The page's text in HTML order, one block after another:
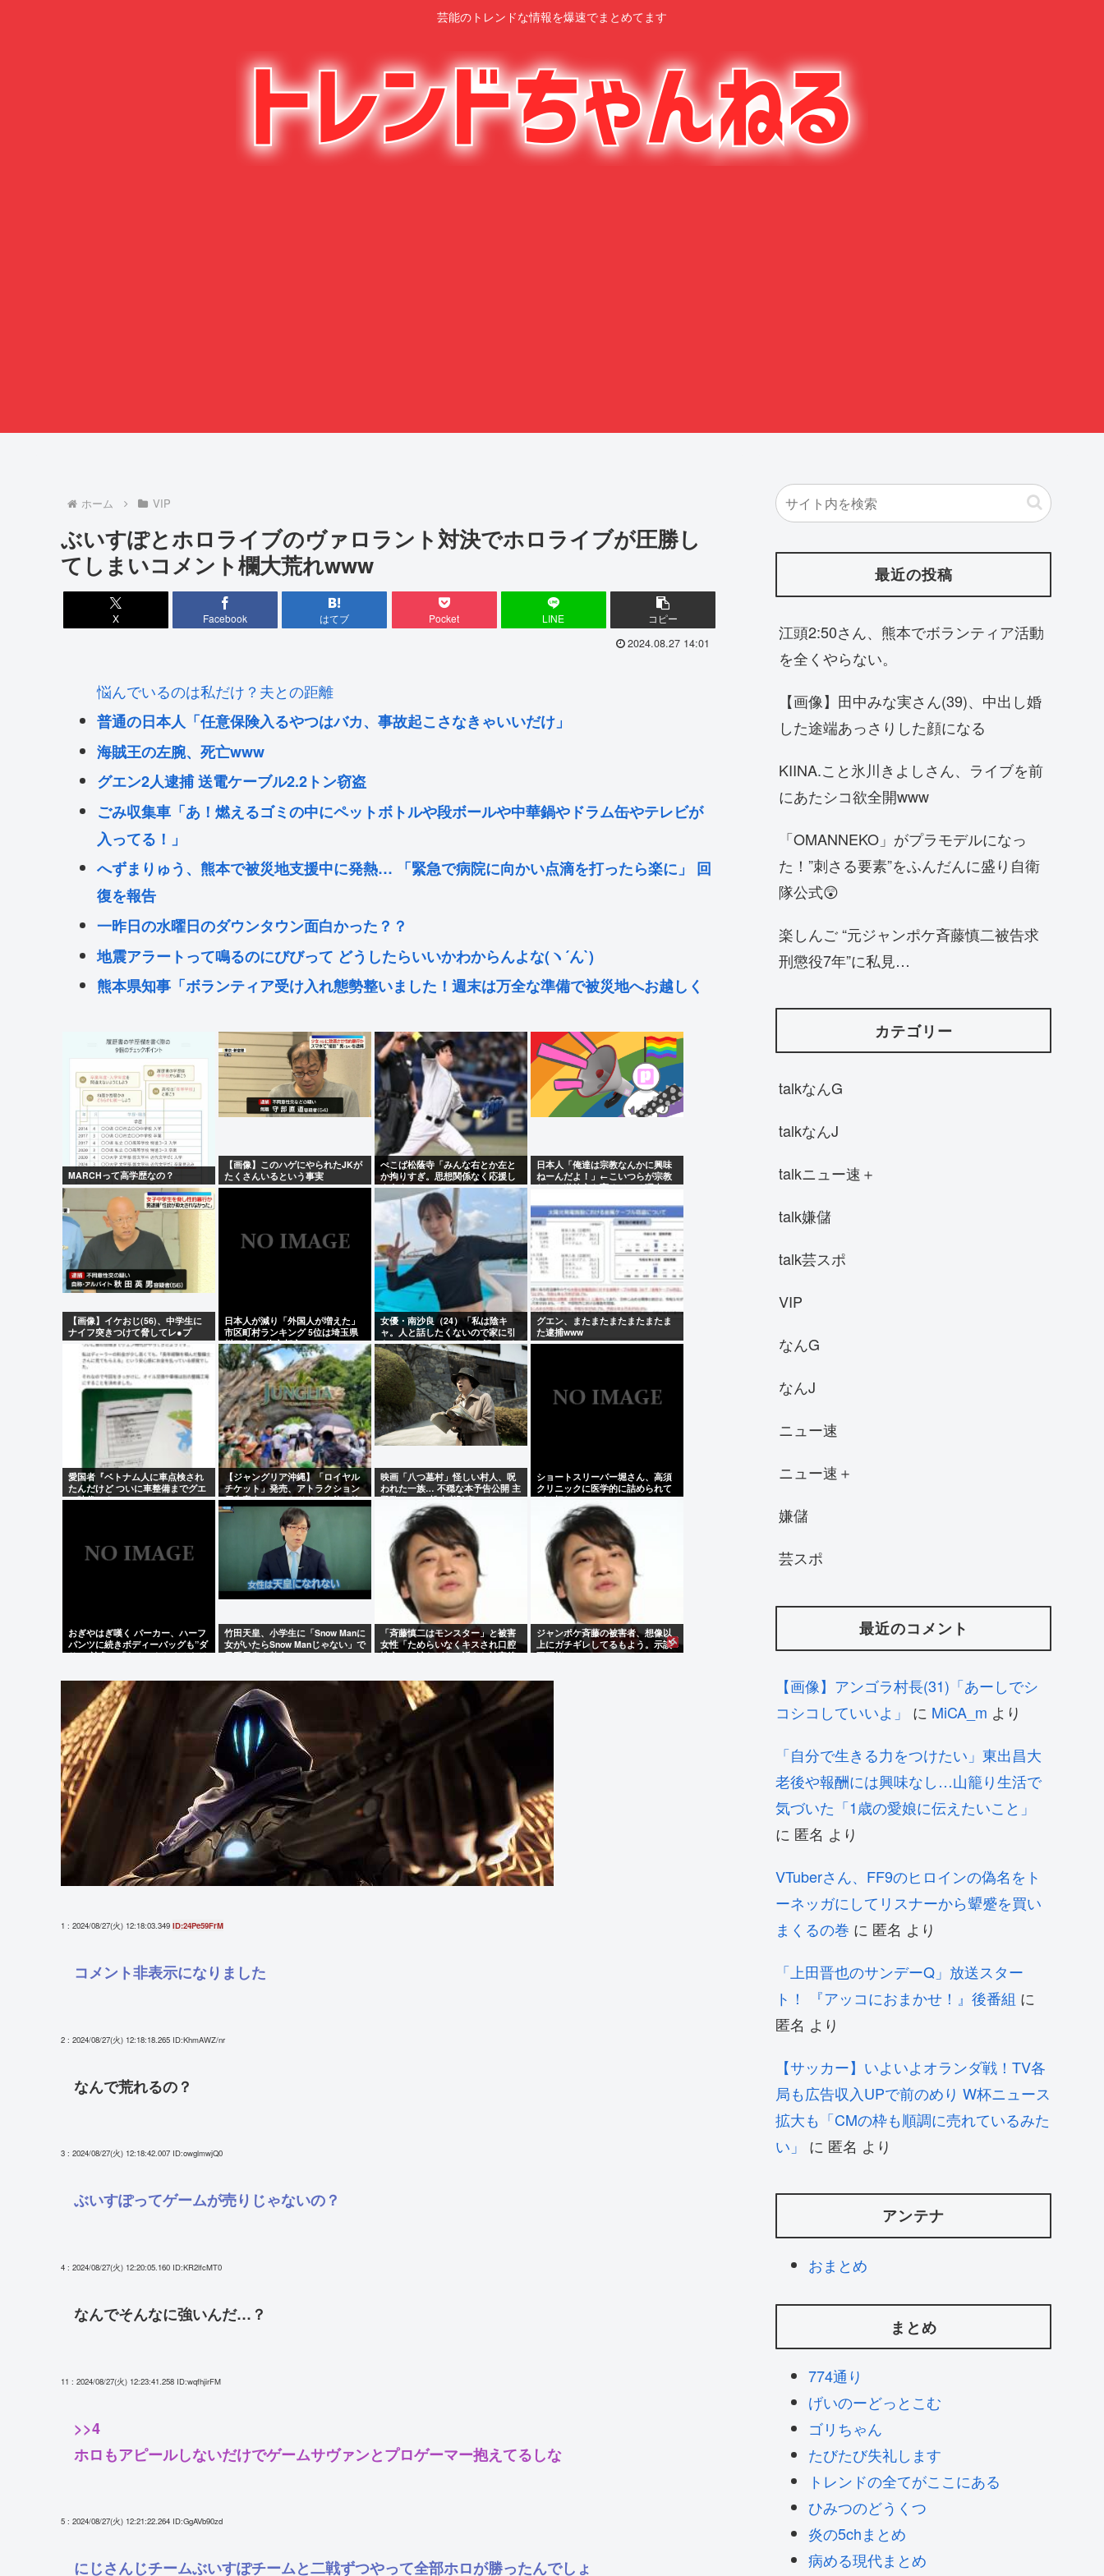
芸能のトレンドな情報を爆速でまとめてます
ホーム VIP
ぶいすぽとホロライブのヴァロラント対決でホロライブが圧勝し
てしまいコメント欄大荒れwww
X Facebook はてブ Pocket LINE コピー
2024.08.27 14:01
悩んでいるのは私だけ？夫との距離
普通の日本人「任意保険入るやつはバカ、事故起こさなきゃいいだけ」
海賊王の左腕、死亡www
グエン2人逮捕 送電ケーブル2.2トン窃盗
ごみ収集車「あ！燃えるゴミの中にペットボトルや段ボールや中華鍋やドラム缶やテレビが
入ってる！」
へずまりゅう、熊本で被災地支援中に発熱… 「緊急で病院に向かい点滴を打ったら楽に」 回
復を報告
一昨日の水曜日のダウンタウン面白かった？？
地震アラートって鳴るのにびびって どうしたらいいかわからんよな(ヽ´ん`)
熊本県知事「ボランティア受け入れ態勢整いました！週末は万全な準備で被災地へお越しく
元ジャンポケ斎藤メンバー、二人殺したクルド人より罰が重くて炎上www
にじさんじvtuber、過酷な1日を公開
Powered by livedoor 相互RSS
MARCHって高学歴なの？
【画像】このハゲにやられたJKが
たくさんいるという事実
ぺこぱ松蔭寺「みんな右とか左と
か拘りすぎ。思想関係なく応援し
ようよ」
日本人「俺達は宗教なんかに興味
ねーんだよ！」←こいつらが宗教
なしに道徳心を育めている理由
【画像】イケおじ(56)、中学生に
ナイフ突きつけて脅してレ●プ
www
日本人が減り「外国人が増えた」
市区町村ランキング 5位は埼玉県
川口市、4位京都市
女優・南沙良（24）「私は陰キ
ャ。人と話したくないので家に引
きこもってPCでアニメを観ていた
い」
グエン、またまたまたまたまたま
た逮捕www
愛国者『ベトナム人に車点検され
たんだけど ついに車整備までグエ
ン時代かよ…』
【ジャングリア沖縄】「ロイヤル
チケット」発売、アトラクション
優先案内、ソフトドリンク飲み放
題、スパ利用、駐車場無料…大人
映画「八つ墓村」怪しい村人、呪
われた一族… 不穏な本予告公開 主
題歌はB’zの松本孝弘率いるTMG
ショートスリーパー堀さん、高須
クリニックに医学的に詰められて
ガチ切れwww
おぎやはぎ嘆く パーカー、ハーフ
パンツに続きボディーバッグも”ダ
サい”論争に「なんでおじさんだけ
竹田天皇、小学生に「Snow Manに
女がいたらSnow Manじゃない」で
男系天皇を熱弁www
「斉藤慎二はモンスター」と被害
女性「ためらいなくキスされ口腔
性交…」涙ながらに訴えた被害後
ジャンポケ斉藤の被害者、想像以
上にガチギレしてるもよう。示談
不可能か。
1 : 2024/08/27(火) 12:18:03.349 ID:24Pe59FrM
コメント非表示になりました
2 : 2024/08/27(火) 12:18:18.265 ID:KhmAWZ/nr
なんで荒れるの？
3 : 2024/08/27(火) 12:18:42.007 ID:owglmwjQ0
ぶいすぽってゲームが売りじゃないの？
4 : 2024/08/27(火) 12:20:05.160 ID:KR2lfcMT0
なんでそんなに強いんだ…？
11 : 2024/08/27(火) 12:23:41.258 ID:wqfhjirFM
>>4
ホロもアピールしないだけでゲームサヴァンとプロゲーマー抱えてるしな
5 : 2024/08/27(火) 12:21:22.264 ID:GgAVb90zd
にじさんじチームぶいすぽチームと二戦ずつやって全部ホロが勝ったんでしょ
最近の投稿
江頭2:50さん、熊本でボランティア活動
を全くやらない。
【画像】田中みな実さん(39)、中出し婚
した途端あっさりした顔になる
KIINA.こと氷川きよしさん、ライブを前
にあたシコ欲全開www
「OMANNEKO」がプラモデルになっ
た！”刺さる要素”をふんだんに盛り自衛
隊公式😲
楽しんご “元ジャンポケ斉藤慎二被告求
刑懲役7年”に私見…
カテゴリー
talkなんG
talkなんJ
talkニュー速＋
talk嫌儲
talk芸スポ
VIP
なんG
なんJ
ニュー速
ニュー速＋
嫌儲
芸スポ
最近のコメント
【画像】アンゴラ村長(31)「あーしでシ
コシコしていいよ」
に MiCA_m より
「自分で生きる力をつけたい」東出昌大
老後や報酬には興味なし…山籠り生活で
気づいた「1歳の愛娘に伝えたいこと」
に 匿名 より
VTuberさん、FF9のヒロインの偽名をト
ーネッガにしてリスナーから顰蹙を買い
まくるの巻 に 匿名 より
「上田晋也のサンデーQ」放送スター
ト！ 『アッコにおまかせ！』後番組 に
匿名 より
【サッカー】いよいよオランダ戦！TV各
局も広告収入UPで前のめり W杯ニュース
拡大も「CMの枠も順調に売れているみた
い」
に 匿名 より
アンテナ
おまとめ
まとめ
774通り
げいのーどっとこむ
ゴリちゃん
たびたび失礼します
トレンドの全てがここにある
ひみつのどうくつ
炎の5chまとめ
病める現代まとめ